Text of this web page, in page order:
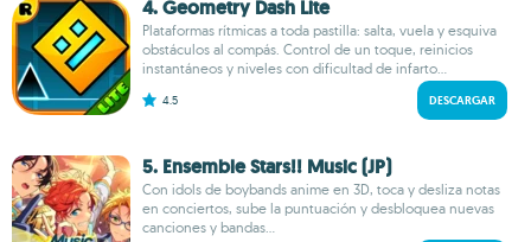
4. Geometry Dash Lite
Plataformas rítmicas a toda pastilla: salta, vuela y esquiva
obstáculos al compás. Control de un toque, reinicios
instantáneos y niveles con dificultad de infarto...
4.5 DESCARGAR
5. Ensemble Stars!! Music (JP)
Con idols de boybands anime en 3D, toca y desliza notas
en conciertos, sube la puntuación y desbloquea nuevas
canciones y bandas...